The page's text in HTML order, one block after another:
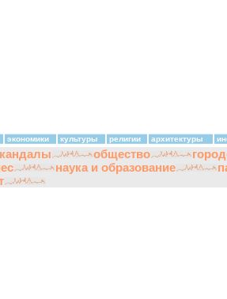
экономики культуры религии архитектуры
общество
наука и образование